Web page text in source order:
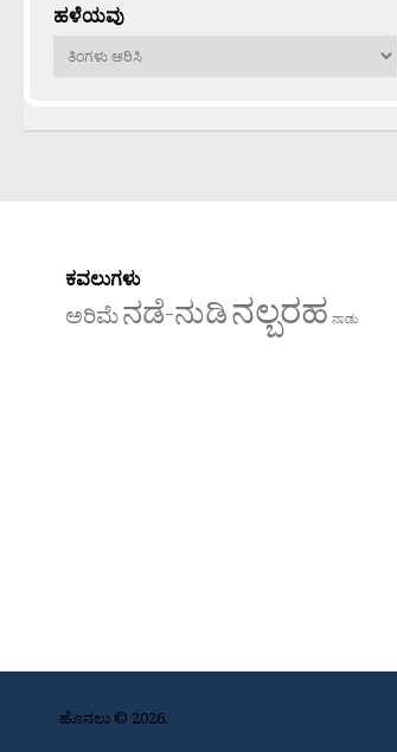
ಹಳೆಯವು
ಹಳೆಯವು
ಕವಲುಗಳು
ಅರಿಮೆನಡೆ-ನುಡಿನಲ್ಬರಹ ನಾಡು
ಹೊನಲು © 2026.